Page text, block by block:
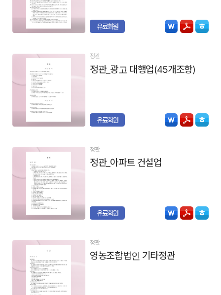
유료회원
정관
정관_광고 대행업(45개조항)
유료회원
정관
정관_아파트 건설업
유료회원
정관
영농조합법인 기타정관